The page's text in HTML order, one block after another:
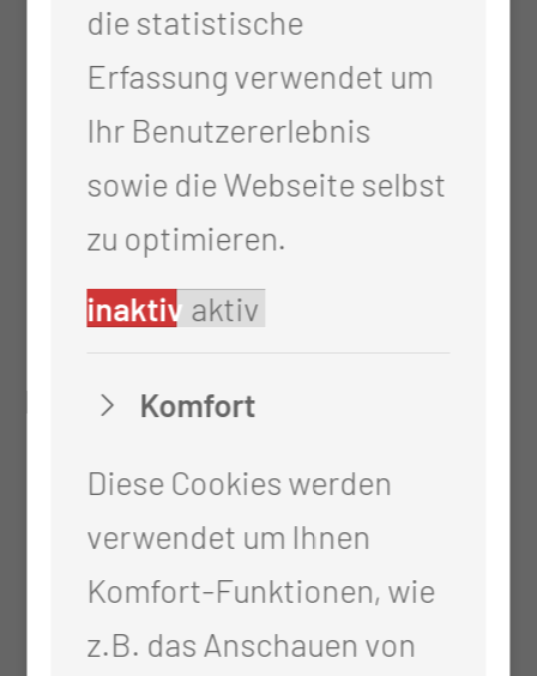
Diagnostik, Beratung,
Nachsorge von Erkrankungen
des peripheren Nervensystems
(z.B. Nervenengpasssyndrome,
Nervenverletzungen,
Nerventumore)
Leistungen Kinderneurochirurgie:
Diagnostik, Beratung,
Nachsorge von speziellen
neurochirurgischen
Erkrankungen des Kindesalters
die statistische
Erfassung verwendet um
Ihr Benutzererlebnis
sowie die Webseite selbst
zu optimieren.
inaktiv aktiv
Komfort
Diese Cookies werden
verwendet um Ihnen
Komfort-Funktionen, wie
z.B. das Anschauen von